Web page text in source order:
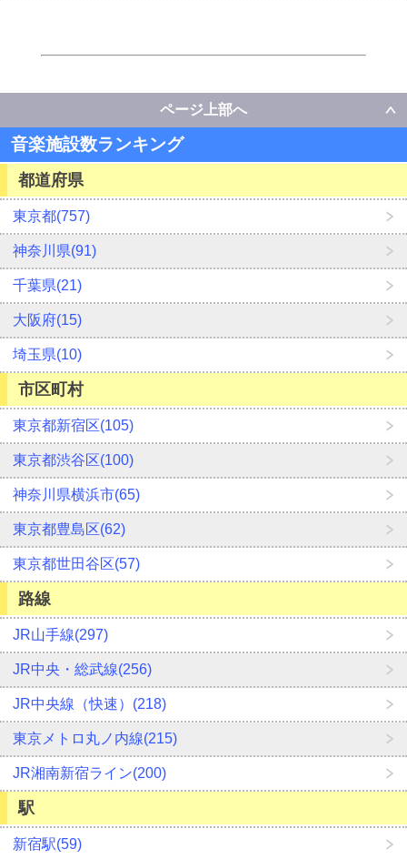
ページ上部へ
音楽施設数ランキング
都道府県
東京都(757)
神奈川県(91)
千葉県(21)
大阪府(15)
埼玉県(10)
市区町村
東京都新宿区(105)
東京都渋谷区(100)
神奈川県横浜市(65)
東京都豊島区(62)
東京都世田谷区(57)
路線
JR山手線(297)
JR中央・総武線(256)
JR中央線（快速）(218)
東京メトロ丸ノ内線(215)
JR湘南新宿ライン(200)
駅
新宿駅(59)